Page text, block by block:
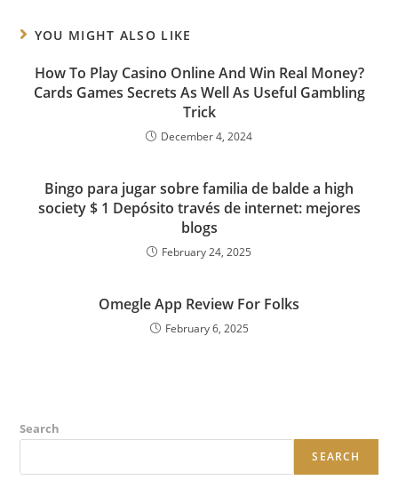
YOU MIGHT ALSO LIKE
How To Play Casino Online And Win Real Money?
Cards Games Secrets As Well As Useful Gambling
Trick
December 4, 2024
Bingo para jugar sobre familia de balde a high
society $ 1 Depósito través de internet: mejores
blogs
February 24, 2025
Omegle App Review For Folks
February 6, 2025
Search
SEARCH